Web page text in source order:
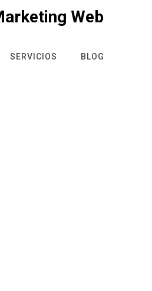
SERVICIOS BLOG